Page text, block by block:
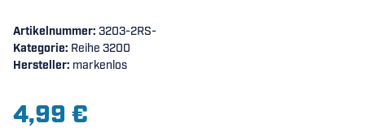
Artikelnummer: 3203-2RS-
Kategorie: Reihe 3200
Hersteller: markenlos
4,99 €